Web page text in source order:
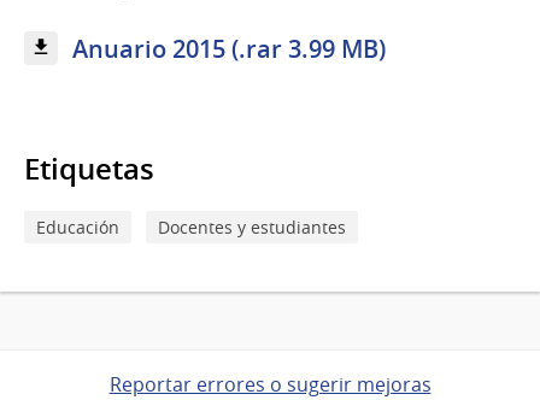
Anuario 2015 (.rar 3.99 MB)
Etiquetas
Educación Docentes y estudiantes
Reportar errores o sugerir mejoras